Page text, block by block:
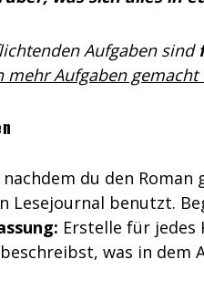
Aufgaben sind
Aufgaben gemacht
du den Roman
Lesejournal benutzt.
Erstelle für jedes
was in dem